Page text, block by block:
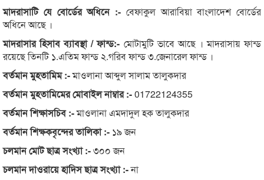
মাদরাসাটি যে বোর্ডের অধিনে :- বেফাকুল আরাবিয়া বাংলাদেশ বোর্ডের
অধিনে আছে ।
মাদরাসার হিসাব ব্যাবস্থা / ফান্ড:- মোটামুটি ভাবে আছে । মাদরাসায় ফান্ড
রয়েছে তিনটি ১.এতিম ফান্ড ২.গরিব ফান্ড ৩.জেনারেল ফান্ড ।
বর্তমান মুহতামিম :-মাওলানা আব্দুল সালাম তালুকদার
বর্তমান মুহতামিমের মোবাইল নাম্বার :-01722124355
বর্তমান শিক্ষাসচিব :-মাওলানা এমদাদুল হক তালুকদার
বর্তমান শিক্ষকবৃন্দের তালিকা :- ১৯ জন
চলমান মোট ছাত্র সংখ্যা :-৩০০ জন
চলমান দাওরায়ে হাদিস ছাত্র সংখ্যা :-না